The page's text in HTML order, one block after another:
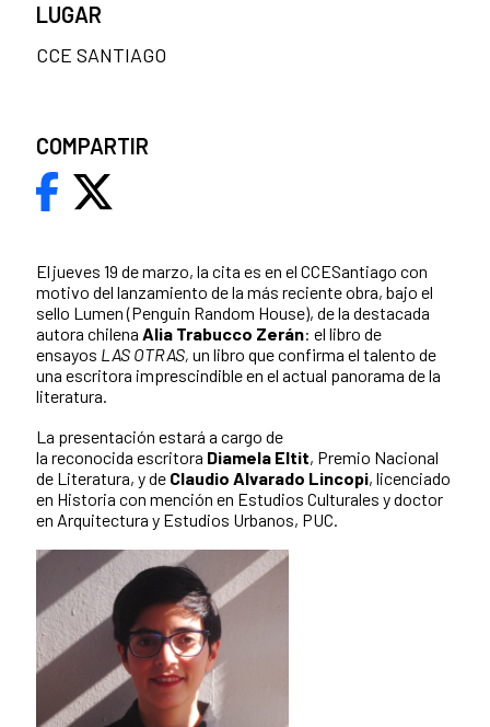
El jueves 19 de marzo, la cita es en el CCESantiago con
motivo del lanzamiento de la más reciente obra, bajo el
sello Lumen (Penguin Random House), de la destacada
autora chilena Alia Trabucco Zerán: el libro de
ensayos LAS OTRAS, un libro que confirma el talento de
una escritora imprescindible en el actual panorama de la
literatura.
La presentación estará a cargo de
la reconocida escritora Diamela Eltit, Premio Nacional
de Literatura, y de Claudio Alvarado Lincopi, licenciado
en Historia con mención en Estudios Culturales y doctor
en Arquitectura y Estudios Urbanos, PUC.
LUGAR
CCE SANTIAGO
COMPARTIR